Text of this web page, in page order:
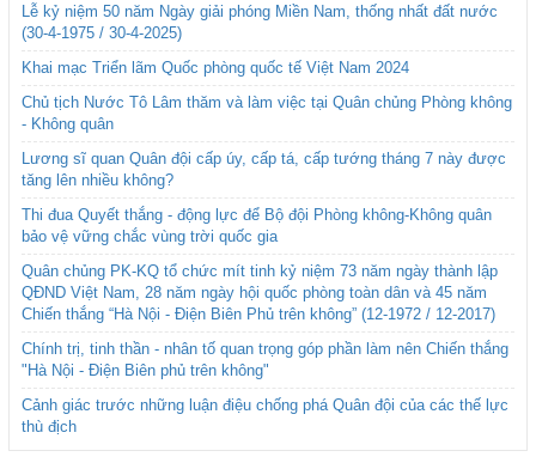
Lễ kỷ niệm 50 năm Ngày giải phóng Miền Nam, thống nhất đất nước
(30-4-1975 / 30-4-2025)
Khai mạc Triển lãm Quốc phòng quốc tế Việt Nam 2024
Chủ tịch Nước Tô Lâm thăm và làm việc tại Quân chủng Phòng không
- Không quân
Lương sĩ quan Quân đội cấp úy, cấp tá, cấp tướng tháng 7 này được
tăng lên nhiều không?
Thi đua Quyết thắng - động lực để Bộ đội Phòng không-Không quân
bảo vệ vững chắc vùng trời quốc gia
Quân chủng PK-KQ tổ chức mít tinh kỷ niệm 73 năm ngày thành lập
QĐND Việt Nam, 28 năm ngày hội quốc phòng toàn dân và 45 năm
Chiến thắng “Hà Nội - Điện Biên Phủ trên không” (12-1972 / 12-2017)
Chính trị, tinh thần - nhân tố quan trọng góp phần làm nên Chiến thắng
"Hà Nội - Điện Biên phủ trên không"
Cảnh giác trước những luận điệu chống phá Quân đội của các thế lực
thù địch